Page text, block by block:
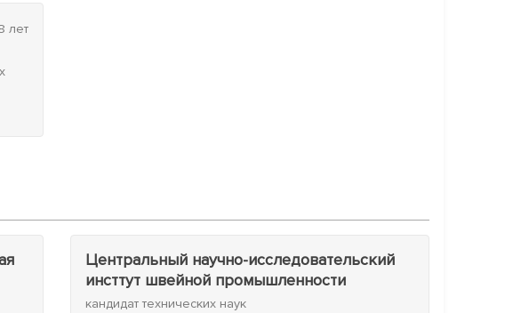
лет
Центральный научно-исследовательский
инсттут швейной промышленности
кандидат технических наук